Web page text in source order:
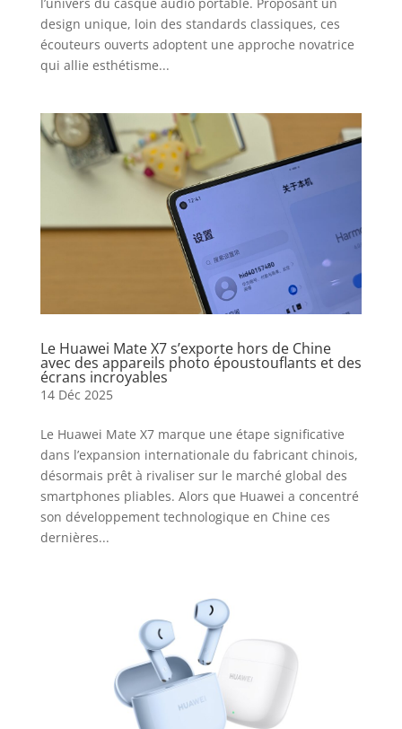
design unique, loin des standards classiques, ces
écouteurs ouverts adoptent une approche novatrice
qui allie esthétisme...
Le Huawei Mate X7 s’exporte hors de Chine
avec des appareils photo époustouflants et des
écrans incroyables
14 Déc 2025
Le Huawei Mate X7 marque une étape significative
dans l’expansion internationale du fabricant chinois,
désormais prêt à rivaliser sur le marché global des
smartphones pliables. Alors que Huawei a concentré
son développement technologique en Chine ces
dernières...